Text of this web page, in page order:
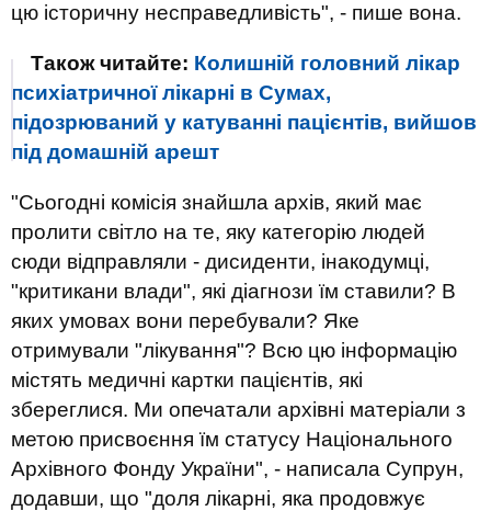
цю історичну несправедливість", - пише вона.
Також читайте: Колишній головний лікар
психіатричної лікарні в Сумах,
підозрюваний у катуванні пацієнтів, вийшов
під домашній арешт
"Сьогодні комісія знайшла архів, який має
пролити світло на те, яку категорію людей
сюди відправляли - дисиденти, інакодумці,
"критикани влади", які діагнози їм ставили? В
яких умовах вони перебували? Яке
отримували "лікування"? Всю цю інформацію
містять медичні картки пацієнтів, які
збереглися. Ми опечатали архівні матеріали з
метою присвоєння їм статусу Національного
Архівного Фонду України", - написала Супрун,
додавши, що "доля лікарні, яка продовжує